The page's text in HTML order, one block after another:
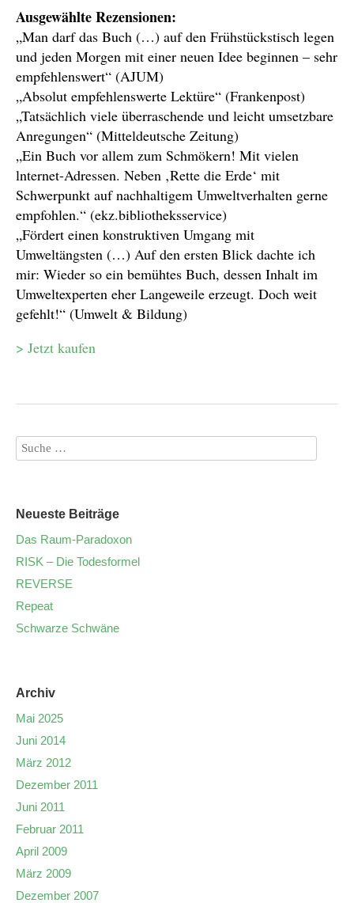
Ausgewählte Rezensionen:
„Man darf das Buch (…) auf den Frühstückstisch legen
und jeden Morgen mit einer neuen Idee beginnen – sehr
empfehlenswert“ (AJUM)
„Absolut empfehlenswerte Lektüre“ (Frankenpost)
„Tatsächlich viele überraschende und leicht umsetzbare
Anregungen“ (Mitteldeutsche Zeitung)
„Ein Buch vor allem zum Schmökern! Mit vielen
lnternet-Adressen. Neben ‚Rette die Erde‘ mit
Schwerpunkt auf nachhaltigem Umweltverhalten gerne
empfohlen.“ (ekz.bibliotheksservice)
„Fördert einen konstruktiven Umgang mit
Umweltängsten (…) Auf den ersten Blick dachte ich
mir: Wieder so ein bemühtes Buch, dessen Inhalt im
Umweltexperten eher Langeweile erzeugt. Doch weit
gefehlt!“ (Umwelt & Bildung)
> Jetzt kaufen
Neueste Beiträge
Das Raum-Paradoxon
RISK – Die Todesformel
REVERSE
Repeat
Schwarze Schwäne
Archiv
Mai 2025
Juni 2014
März 2012
Dezember 2011
Juni 2011
Februar 2011
April 2009
März 2009
Dezember 2007